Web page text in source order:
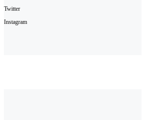
Twitter
Instagram